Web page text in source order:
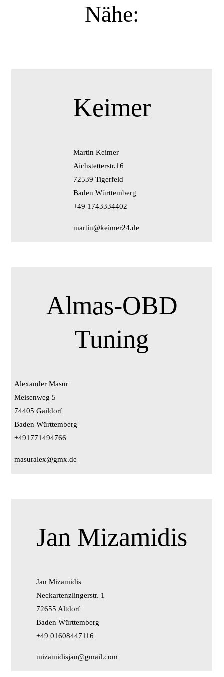
Nähe:
Keimer
Martin Keimer
Aichstetterstr.16
72539 Tigerfeld
Baden Württemberg
+49 1743334402
martin@keimer24.de
Almas-OBD
Tuning
Alexander Masur
Meisenweg 5
74405 Gaildorf
Baden Württemberg
+491771494766
masuralex@gmx.de
Jan Mizamidis
Jan Mizamidis
Neckartenzlingerstr. 1
72655 Altdorf
Baden Württemberg
+49 01608447116
mizamidisjan@gmail.com